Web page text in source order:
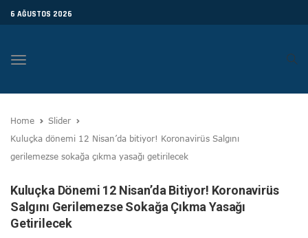
6 AĞUSTOS 2026
Toggle
Home
Slider
Kuluçka dönemi 12 Nisan’da bitiyor! Koronavirüs Salgını
gerilemezse sokağa çıkma yasağı getirilecek
Kuluçka Dönemi 12 Nisan’da Bitiyor! Koronavirüs
Salgını Gerilemezse Sokağa Çıkma Yasağı
Getirilecek